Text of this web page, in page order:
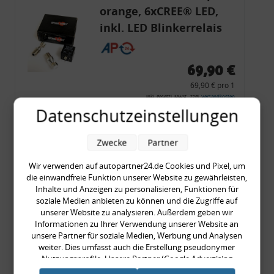
orange, 6xCREE® LED,
inkl. LED Blinkerrelais
CF 14
69,90 €
69,90 € pro 1
inkl. gesetzl. MwSt., zzgl.Versandkosten
Merkzettel
Zum Artikel
Rückleuchtenband mit
Blinker, rot, US-Ecken,
Audi 80 Cabrio, Typ 89,
OE-Nr.: 8G0945225 +
8G0945225C
999,99 €
Datenschutzeinstellungen
Wir verwenden auf autopartner24.de Cookies und Pixel, um
die einwandfreie Funktion unserer Website zu gewährleisten,
Inhalte und Anzeigen zu personalisieren, Funktionen für
soziale Medien anbieten zu können und die Zugriffe auf
unserer Website zu analysieren. Außerdem geben wir
Informationen zu Ihrer Verwendung unserer Website an
unsere Partner für soziale Medien, Werbung und Analysen
weiter. Dies umfasst auch die Erstellung pseudonymer
Nutzungsprofile. Unsere Partner (Google Advertising
Products) führen diese Informationen möglicherweise mit
Zwecke Partner